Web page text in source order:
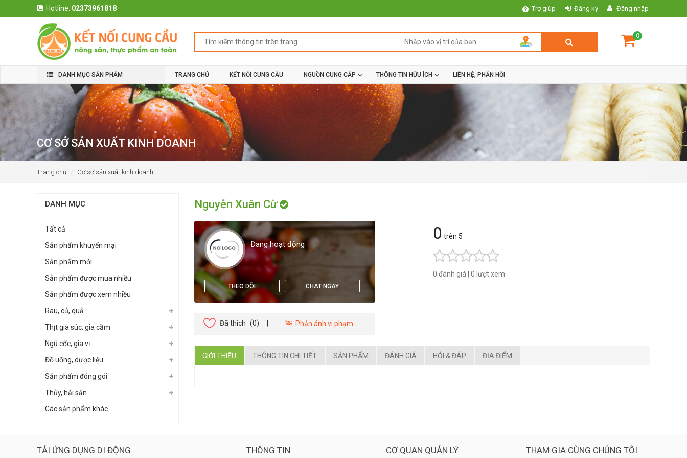
Hotline: 02373961818 Trợ giúp Đăng ký Đăng nhập
0
DANH MỤC SẢN PHẨM TRANG CHỦ KẾT NỐI CUNG CẦU NGUỒN CUNG CẤP THÔNG TIN HỮU ÍCH LIÊN HỆ, PHẢN HỒI
CƠ SỞ SẢN XUẤT KINH DOANH
Trang chủ Cơ sở sản xuất kinh doanh
DANH MỤC
Tất cả
Sản phẩm khuyến mại
Sản phẩm mới
Sản phẩm được mua nhiều
Sản phẩm được xem nhiều
Rau, củ, quả
Thịt gia súc, gia cầm
Ngũ cốc, gia vị
Đồ uống, dược liệu
Sản phẩm đóng gói
Thủy, hải sản
Các sản phẩm khác
Nguyễn Xuân Cừ
Đang hoạt động
THEO DÕI CHAT NGAY
Đã thích (0) Phản ánh vi phạm
0 trên 5
0 đánh giá 0 lượt xem
GIỚI THIỆU THÔNG TIN CHI TIẾT SẢN PHẨM ĐÁNH GIÁ HỎI & ĐÁP ĐỊA ĐIỂM
TẢI ỨNG DỤNG DI ĐỘNG THÔNG TIN CƠ QUAN QUẢN LÝ THAM GIA CÙNG CHÚNG TÔI